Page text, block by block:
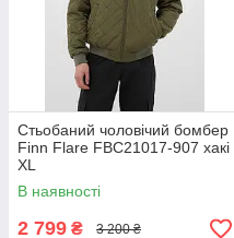
Стьобаний чоловічий бомбер
Finn Flare FBC21017-907 хакі
XL
В наявності
2 799 ₴ 3 200 ₴